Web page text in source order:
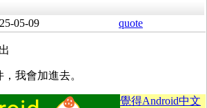
05-09 quote
我會加進去。
覺得Android中文